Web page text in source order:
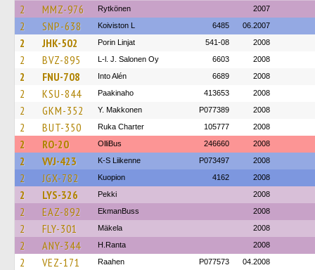
2 MMZ-976 Rytkönen 2007
2 SNP-638 Koiviston L 6485 06.2007
2 JHK-502 Porin Linjat 541-08 2008
2 BVZ-895 L-l. J. Salonen Oy 6603 2008
2 FNU-708 Into Alén 6689 2008
2 KSU-844 Paakinaho 413653 2008
2 GKM-352 Y. Makkonen P077389 2008
2 BUT-350 Ruka Charter 105777 2008
2 RO-20 OlliBus 246660 2008
2 VVJ-423 K-S Liikenne P073497 2008
2 JGX-782 Kuopion 4162 2008
2 LYS-326 Pekki 2008
2 EAZ-892 EkmanBuss 2008
2 FLY-301 Mäkela 2008
2 ANY-344 H.Ranta 2008
2 VEZ-171 Raahen P077573 04.2008